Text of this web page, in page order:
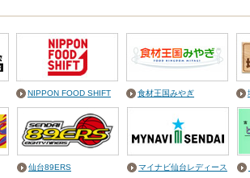
2026年7月21日
「定義如来夏まつり」を協賛応援しております
ポンサー契約締結について
2026年6月1日
RIZIN仙台大会出場の総合格闘家「黒井海成選手
とのファイトパンツスポンサー契約締結について
2026年5月19日
「仙南SAKURAベースボールクラブ」とのスポ
サー契約締結について
NIPPON FOOD SHIFT 食材王国みやぎ
仙台89ERS マイナビ仙台レディース